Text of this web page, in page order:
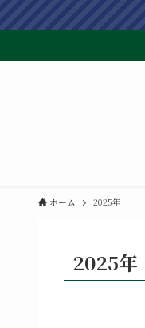
ホーム 2025年
2025年